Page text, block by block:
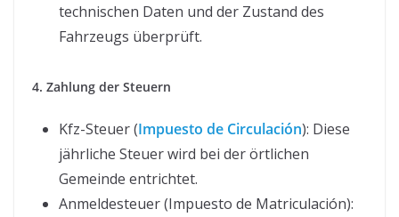
technischen Daten und der Zustand des
Fahrzeugs überprüft.
4. Zahlung der Steuern
Kfz-Steuer (Impuesto de Circulación): Diese
jährliche Steuer wird bei der örtlichen
Gemeinde entrichtet.
Anmeldesteuer (Impuesto de Matriculación):